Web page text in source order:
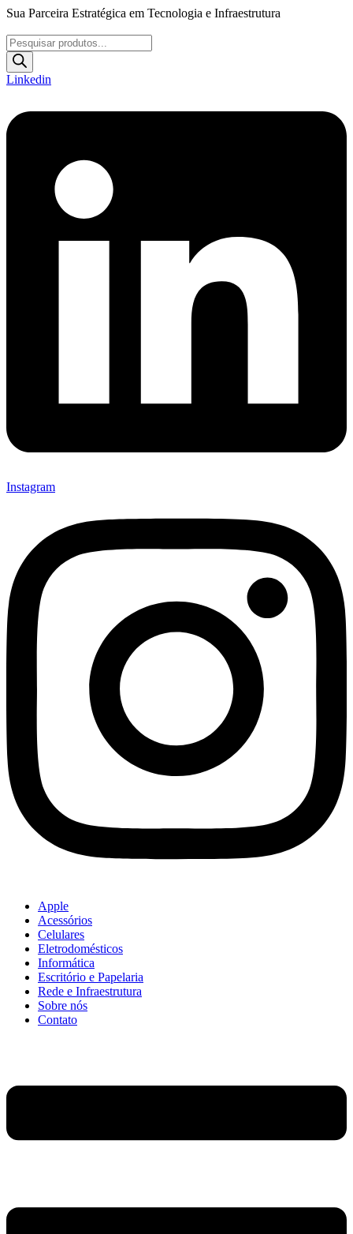
Ir
o
conteúdo
Sua Parceira Estratégica em Tecnologia e Infraestrutura
Pesquisar
produtos
Linkedin
Instagram
Apple
Acessórios
Celulares
Eletrodomésticos
Informática
Escritório e Papelaria
Rede e Infraestrutura
Sobre nós
Contato